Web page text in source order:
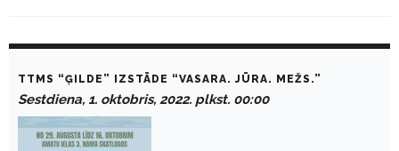
O
TTMS “ĢILDE” IZSTĀDE “VASARA. JŪRA. MEŽS.”
Sestdiena, 1. oktobris, 2022. plkst. 00:00